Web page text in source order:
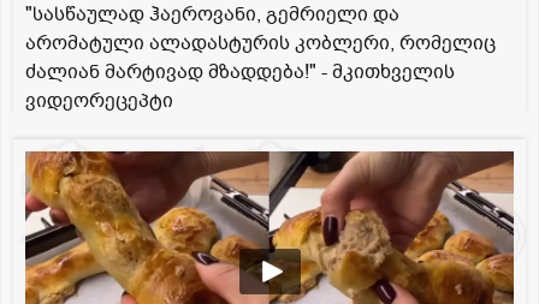
"სასწაულად ჰაეროვანი, გემრიელი და
არომატული ალადასტურის კობლერი, რომელიც
ძალიან მარტივად მზადდება!" - მკითხველის
ვიდეორეცეპტი